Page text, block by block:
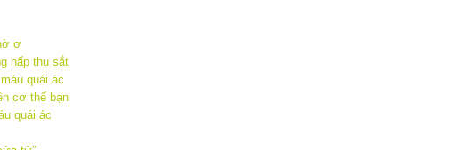
ơ
hấp thu sắt
quái ác
cơ thể bạn
quái ác